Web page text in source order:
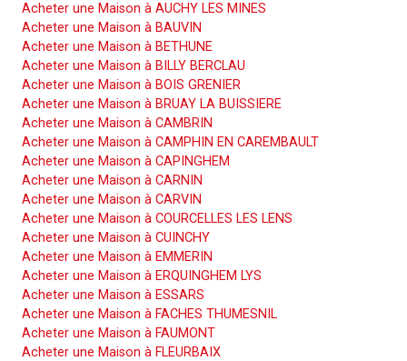
Acheter une Maison à AUCHY LES MINES
Acheter une Maison à BAUVIN
Acheter une Maison à BETHUNE
Acheter une Maison à BILLY BERCLAU
Acheter une Maison à BOIS GRENIER
Acheter une Maison à BRUAY LA BUISSIERE
Acheter une Maison à CAMBRIN
Acheter une Maison à CAMPHIN EN CAREMBAULT
Acheter une Maison à CAPINGHEM
Acheter une Maison à CARNIN
Acheter une Maison à CARVIN
Acheter une Maison à COURCELLES LES LENS
Acheter une Maison à CUINCHY
Acheter une Maison à EMMERIN
Acheter une Maison à ERQUINGHEM LYS
Acheter une Maison à ESSARS
Acheter une Maison à FACHES THUMESNIL
Acheter une Maison à FAUMONT
Acheter une Maison à FLEURBAIX